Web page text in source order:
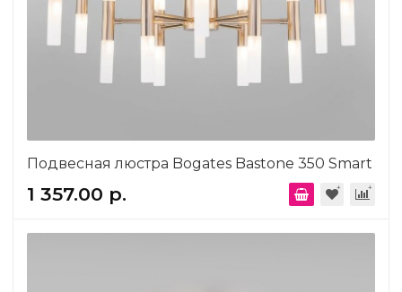
Подвесная люстра Bogates Bastone 350 Smart
1 357.00 р.